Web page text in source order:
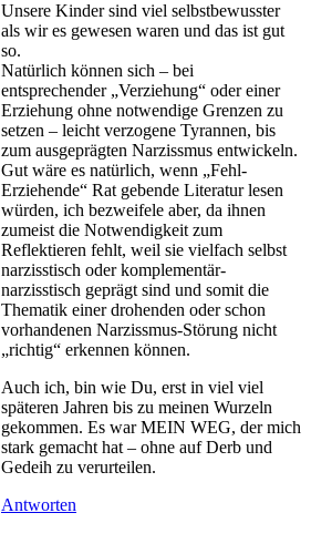
Unsere Kinder sind viel selbstbewusster
als wir es gewesen waren und das ist gut
so.
Natürlich können sich – bei
entsprechender „Verziehung“ oder einer
Erziehung ohne notwendige Grenzen zu
setzen – leicht verzogene Tyrannen, bis
zum ausgeprägten Narzissmus entwickeln.
Gut wäre es natürlich, wenn „Fehl-
Erziehende“ Rat gebende Literatur lesen
würden, ich bezweifele aber, da ihnen
zumeist die Notwendigkeit zum
Reflektieren fehlt, weil sie vielfach selbst
narzisstisch oder komplementär-
narzisstisch geprägt sind und somit die
Thematik einer drohenden oder schon
vorhandenen Narzissmus-Störung nicht
„richtig“ erkennen können.
Auch ich, bin wie Du, erst in viel viel
späteren Jahren bis zu meinen Wurzeln
gekommen. Es war MEIN WEG, der mich
stark gemacht hat – ohne auf Derb und
Gedeih zu verurteilen.
Antworten